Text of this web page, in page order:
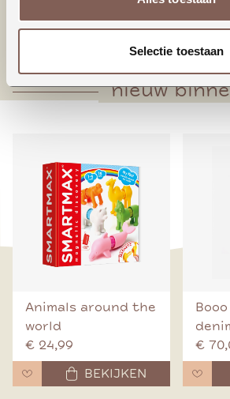
Selectie toestaan
* Bodysuit sluiting
* Geschulpt randje neklijn
nieuw
Animals around the
world
€ 24,99
BEKIJKEN
€